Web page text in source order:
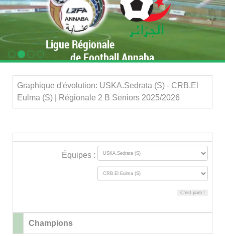
Ligue Régionale
de Football Annaba
Graphique d'évolution: USKA.Sedrata (S) - CRB.El
Eulma (S) | Régionale 2 B Seniors 2025/2026
Équipes :
Champions